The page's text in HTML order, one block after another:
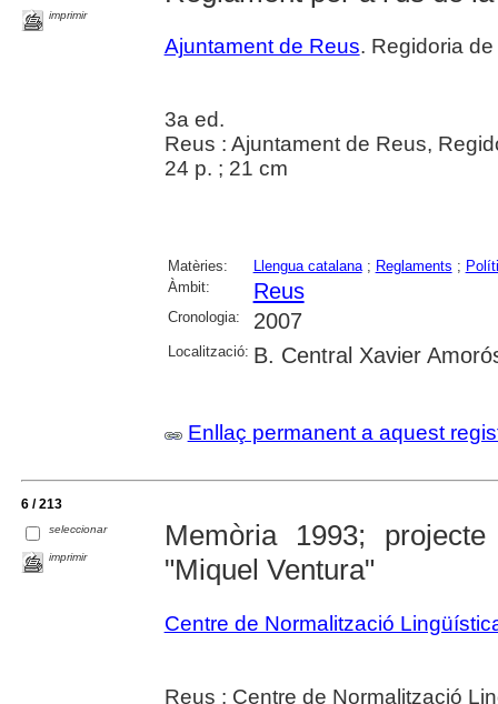
imprimir
Ajuntament de Reus. Regidoria
3a ed.
Reus : Ajuntament de Reus,
24 p. ; 21 cm
Matèries: Llengua catalana; Reglaments ;
Àmbit:
Reus
Cronologia: 2007
Localització: B. Central Xavier
Enllaç permanent a aquest
6 / 213
seleccionar
imprimir
Memòria 1993;
"Miquel Ventura"
Centre de Normalització
Reus : Centre de Normalització